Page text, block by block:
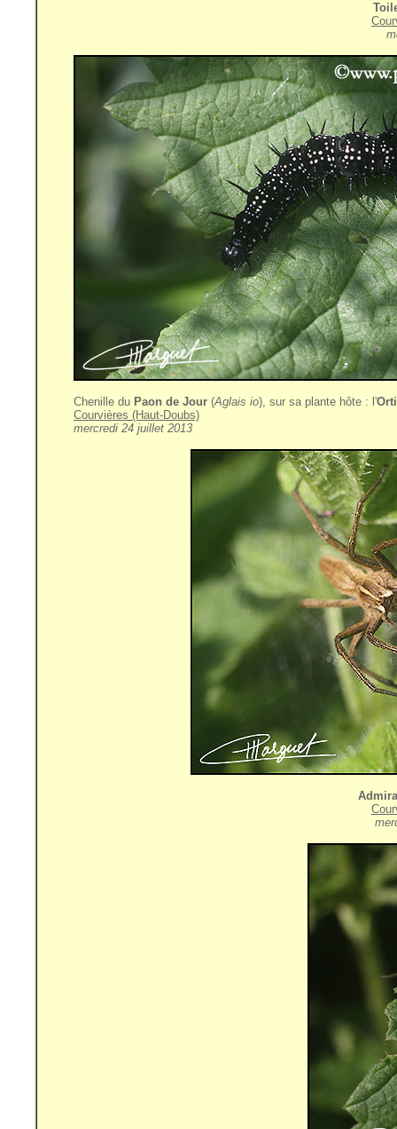
Chenille du Paon de Jour (Aglais io), sur sa plante hôte : l'
Courvières (Haut-Doubs)
mercredi 24 juillet 2013